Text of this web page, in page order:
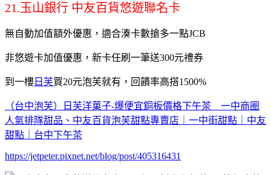
21.玉山銀行 中友百貨悠遊聯名卡
無自動加值額外優惠，適合湊卡數搶多一點JCB
非悠遊卡加值優惠，新卡任刷一筆送300元禮券
到一樓 日芙買20元泡芙就有，回饋率高搭1500%
（台中泡芙）日芙洋菓子-爆便宜銅板價格下午茶 一中商圈
人氣排隊甜品、中友百貨泡芙甜點專賣店｜一中街甜點｜中友
甜點｜台中下午茶
https://jetpeter.pixnet.net/blog/post/405316431